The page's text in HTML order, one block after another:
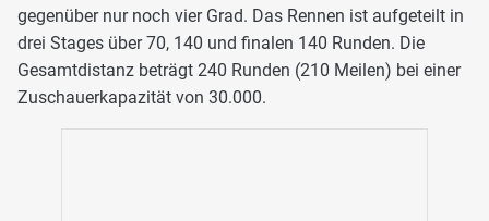
gegenüber nur noch vier Grad. Das Rennen ist aufgeteilt in
drei Stages über 70, 140 und finalen 140 Runden. Die
Gesamtdistanz beträgt 240 Runden (210 Meilen) bei einer
Zuschauerkapazität von 30.000.